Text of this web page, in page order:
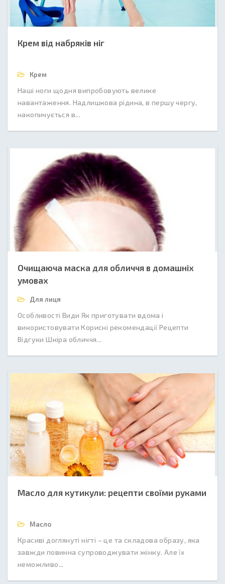
Крем від набряків ніг
Крем
Наші ноги щодня випробовують велике
навантаження. Надлишкова рідина, в першу чергу,
накопичується в...
Очищаюча маска для обличчя в домашніх
умовах
Для лиця
Особливості Види Як приготувати вдома і
використовувати Корисні рекомендації Рецепти
Відгуки Шкіра обличчя...
Масло для кутикули: рецепти своїми руками
Масло
Красиві доглянуті нігті – це та складова образу, яка
завжди повинна супроводжувати жінку. Але їх
неможливо...